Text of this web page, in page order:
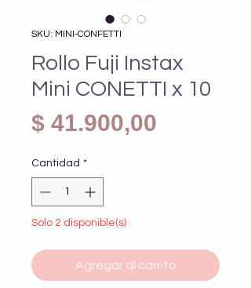
SKU: MINI-CONFETTI
Rollo Fuji Instax
Mini CONETTI x 10
$ 41.900,00
Cantidad *
Solo 2 disponible(s)
Agregar al carrito